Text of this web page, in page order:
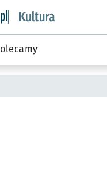
wroclaw.pl